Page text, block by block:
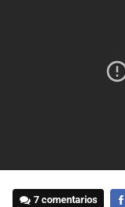
7 comentarios